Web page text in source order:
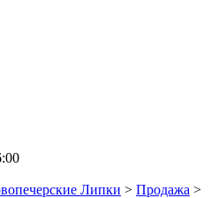
Липки > Продажа >